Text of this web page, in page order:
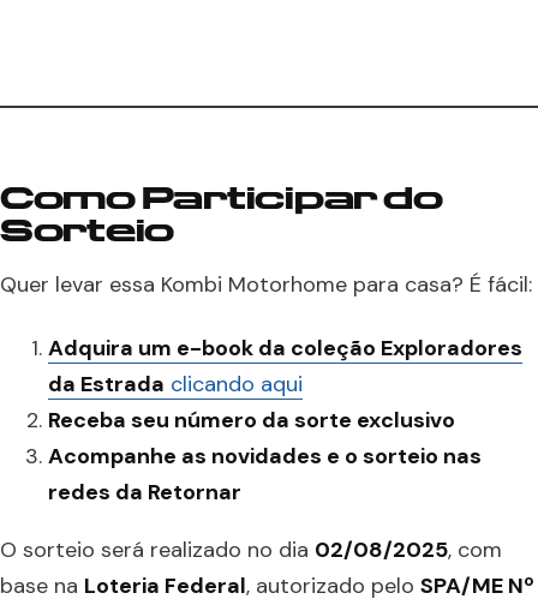
Como Participar do
Sorteio
Quer levar essa Kombi Motorhome para casa? É fácil:
Adquira um e-book da coleção Exploradores
da Estrada clicando aqui
Receba seu número da sorte exclusivo
Acompanhe as novidades e o sorteio nas
redes da Retornar
O sorteio será realizado no dia 02/08/2025, com
base na Loteria Federal, autorizado pelo SPA/ME Nº